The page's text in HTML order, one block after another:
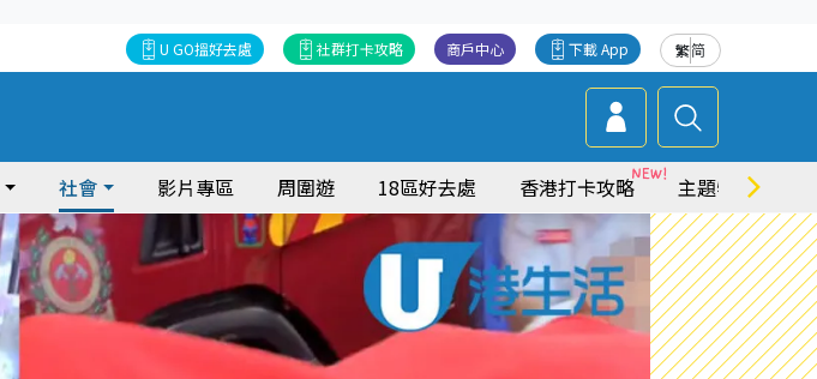
繁简
下載 App
商戶中心
社群打卡攻略
U GO搵好去處
社會 影片專區 周圍遊 18區好去處 香港打卡攻略 主題特集